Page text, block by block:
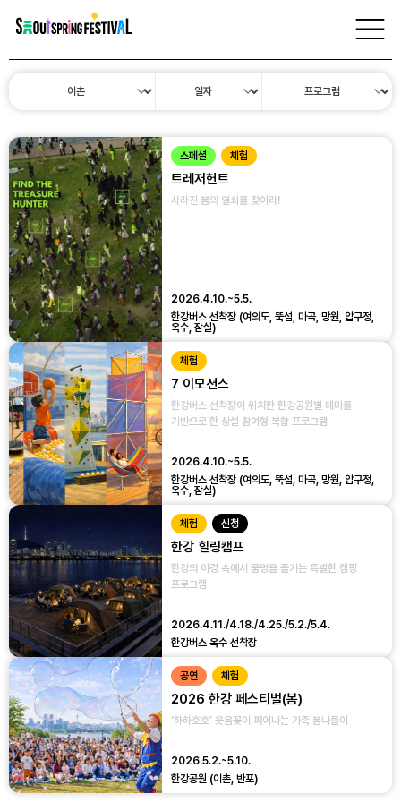
프
벌
스페셜 체험
트레저헌트
사라진 봄의 열쇠를 찾아라!
2026.4.10.~5.5.
한강버스 선착장 (여의도, 뚝섬, 마곡, 망원, 압구정,
옥수, 잠실)
체험
7 이모션스
한강버스 선착장이 위치한 한강공원별 테마를
기반으로 한 상설 참여형 복합 프로그램
2026.4.10.~5.5.
한강버스 선착장 (여의도, 뚝섬, 마곡, 망원, 압구정,
옥수, 잠실)
체험 신청
한강 힐링캠프
한강의 야경 속에서 물멍을 즐기는 특별한 캠핑
프로그램
2026.4.11./4.18./4.25./5.2./5.4.
한강버스 옥수 선착장
공연 체험
2026 한강 페스티벌(봄)
‘하하호호’ 웃음꽃이 피어나는 가족 봄나들이
2026.5.2.~5.10.
한강공원 (이촌, 반포)